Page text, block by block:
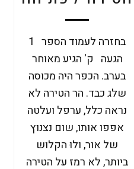
בחזרה לעמוד הספר 1
הגעה ק' הגיע מאוחר
בערב. הכפר היה מכוסה
שלג כבד. הר הטירה לא
נראה כלל, ערפל ועלטה
אפפו אותו, שום נצנוץ
של אור, ולוּ הקלוש
ביותר, לא רמז על הטירה